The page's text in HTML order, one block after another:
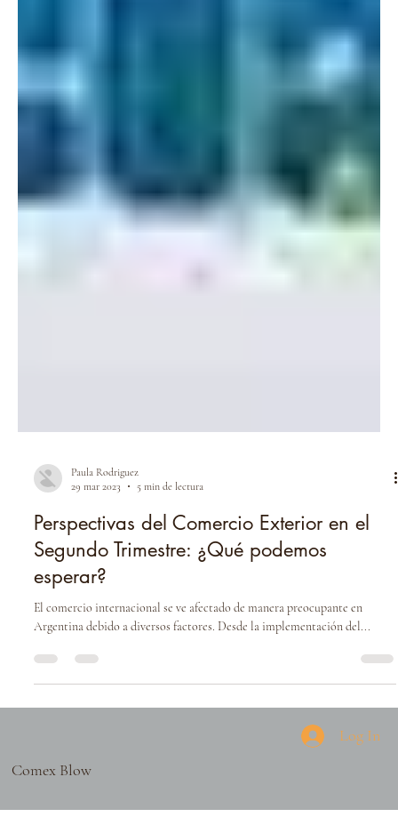
29 mar 2023
5 min de lectura
Perspectivas del Comercio Exterior en el
Segundo Trimestre: ¿Qué podemos
esperar?
Argentina debido a diversos factores. Desde la implementación del...
Comex Blow